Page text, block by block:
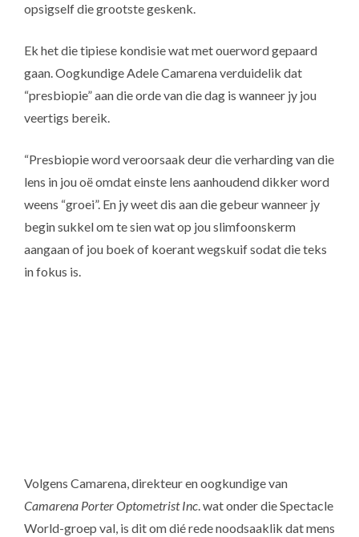
opsigself die grootste geskenk.
Ek het die tipiese kondisie wat met ouerword gepaard
gaan. Oogkundige Adele Camarena verduidelik dat
“presbiopie” aan die orde van die dag is wanneer jy jou
veertigs bereik.
“Presbiopie word veroorsaak deur die verharding van die
lens in jou oë omdat einste lens aanhoudend dikker word
weens “groei”. En jy weet dis aan die gebeur wanneer jy
begin sukkel om te sien wat op jou slimfoonskerm
aangaan of jou boek of koerant wegskuif sodat die teks
in fokus is.
Volgens Camarena, direkteur en oogkundige van
Camarena Porter Optometrist Inc. wat onder die Spectacle
World-groep val, is dit om dié rede noodsaaklik dat mens